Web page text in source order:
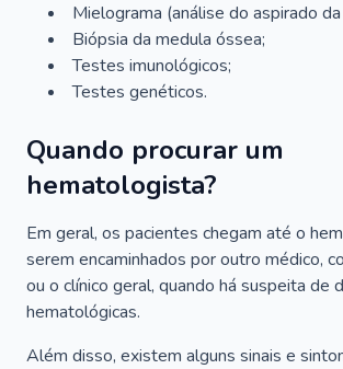
Mielograma (análise do aspirado
Biópsia da medula óssea;
Testes imunológicos;
Testes genéticos.
Quando procurar um
hematologista?
Em geral, os pacientes chegam até o
serem encaminhados por outro médico,
ou o clínico geral, quando há suspeita de
hematológicas.
Além disso, existem alguns sinais e